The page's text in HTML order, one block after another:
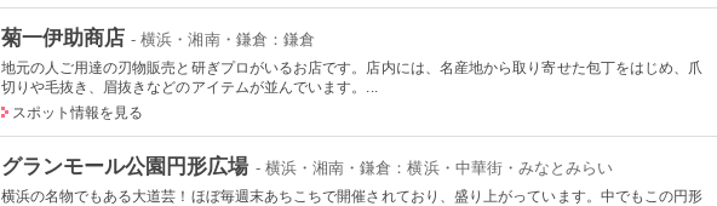
菊一伊助商店 - 横浜・湘南・鎌倉：鎌倉
地元の人ご用達の刃物販売と研ぎプロがいるお店です。店内には、名産地から取り寄せた包丁をはじめ、爪
切りや毛抜き、眉抜きなどのアイテムが並んでいます。...
スポット情報を見る
グランモール公園円形広場 - 横浜・湘南・鎌倉：横浜・中華街・みなとみらい
横浜の名物でもある大道芸！ほぼ毎週末あちこちで開催されており、盛り上がっています。中でもこの円形